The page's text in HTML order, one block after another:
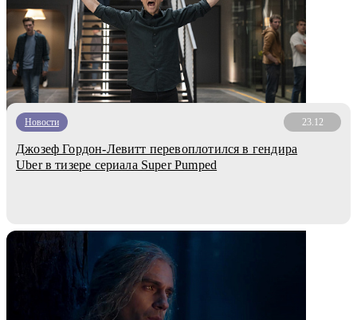
Новости 23.12
Джозеф Гордон-Левитт перевоплотился в гендира
Uber в тизере сериала Super Pumped